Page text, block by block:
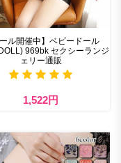
ール開催中】ベビードール
969bk セクシーランジ
ェリー通販
1,522円